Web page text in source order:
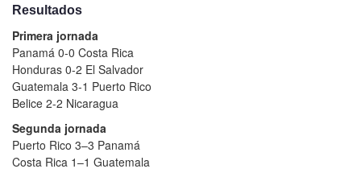
Resultados
Primera jornada
Panamá 0-0 Costa Rica
Honduras 0-2 El Salvador
Guatemala 3-1 Puerto Rico
Belice 2-2 Nicaragua
Segunda jornada
Puerto Rico 3–3 Panamá
Costa Rica 1–1 Guatemala